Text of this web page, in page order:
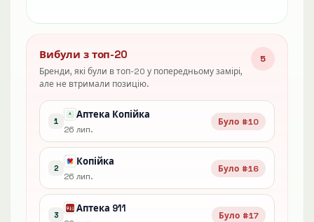
Вибули з топ-20
Бренди, які були в топ-20 у попередньому замірі,
але не втримали позицію.
5
1
Аптека Копійка
26 лип.
Було #10
2
Копійка
26 лип.
Було #16
3
Аптека 911
Було #17